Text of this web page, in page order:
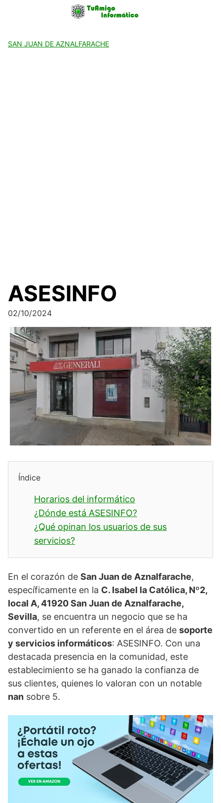
SAN JUAN DE AZNALFARACHE
ASESINFO
02/10/2024
Índice
Horarios del informático
¿Dónde está ASESINFO?
¿Qué opinan los usuarios de sus
servicios?
En el corazón de San Juan de Aznalfarache,
específicamente en la C. Isabel la Católica, Nº2,
local A, 41920 San Juan de Aznalfarache,
Sevilla, se encuentra un negocio que se ha
convertido en un referente en el área de soporte
y servicios informáticos: ASESINFO. Con una
destacada presencia en la comunidad, este
establecimiento se ha ganado la confianza de
sus clientes, quienes lo valoran con un notable
nan sobre 5.